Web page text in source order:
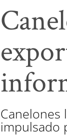
Canelones
impulsado